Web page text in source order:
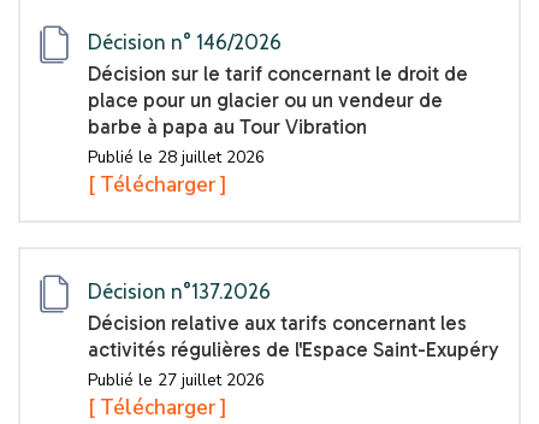
Décision n° 146/2026
Décision sur le tarif concernant le droit de
place pour un glacier ou un vendeur de
barbe à papa au Tour Vibration
Publié le 28 juillet 2026
[ Télécharger ]
Décision n°137.2026
Décision relative aux tarifs concernant les
activités régulières de l'Espace Saint-Exupéry
Publié le 27 juillet 2026
[ Télécharger ]